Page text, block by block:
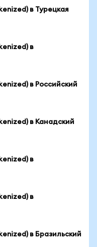
в Турецкая
в
в Российский
в Канадский
в
в
в Бразильский